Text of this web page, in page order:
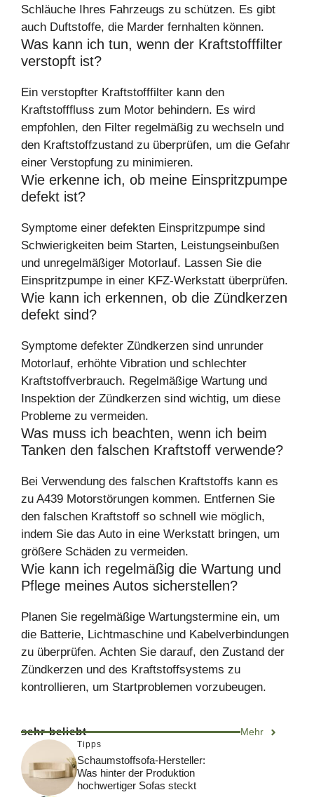
Schläuche Ihres Fahrzeugs zu schützen. Es gibt
auch Duftstoffe, die Marder fernhalten können.
Was kann ich tun, wenn der Kraftstofffilter
verstopft ist?
Ein verstopfter Kraftstofffilter kann den
Kraftstofffluss zum Motor behindern. Es wird
empfohlen, den Filter regelmäßig zu wechseln und
den Kraftstoffzustand zu überprüfen, um die Gefahr
einer Verstopfung zu minimieren.
Wie erkenne ich, ob meine Einspritzpumpe
defekt ist?
Symptome einer defekten Einspritzpumpe sind
Schwierigkeiten beim Starten, Leistungseinbußen
und unregelmäßiger Motorlauf. Lassen Sie die
Einspritzpumpe in einer KFZ-Werkstatt überprüfen.
Wie kann ich erkennen, ob die Zündkerzen
defekt sind?
Symptome defekter Zündkerzen sind unrunder
Motorlauf, erhöhte Vibration und schlechter
Kraftstoffverbrauch. Regelmäßige Wartung und
Inspektion der Zündkerzen sind wichtig, um diese
Probleme zu vermeiden.
Was muss ich beachten, wenn ich beim
Tanken den falschen Kraftstoff verwende?
Bei Verwendung des falschen Kraftstoffs kann es
zu A439 Motorstörungen kommen. Entfernen Sie
den falschen Kraftstoff so schnell wie möglich,
indem Sie das Auto in eine Werkstatt bringen, um
größere Schäden zu vermeiden.
Wie kann ich regelmäßig die Wartung und
Pflege meines Autos sicherstellen?
Planen Sie regelmäßige Wartungstermine ein, um
die Batterie, Lichtmaschine und Kabelverbindungen
zu überprüfen. Achten Sie darauf, den Zustand der
Zündkerzen und des Kraftstoffsystems zu
kontrollieren, um Startproblemen vorzubeugen.
sehr beliebt Mehr
Tipps
Schaumstoffsofa-Hersteller:
Was hinter der Produktion
hochwertiger Sofas steckt